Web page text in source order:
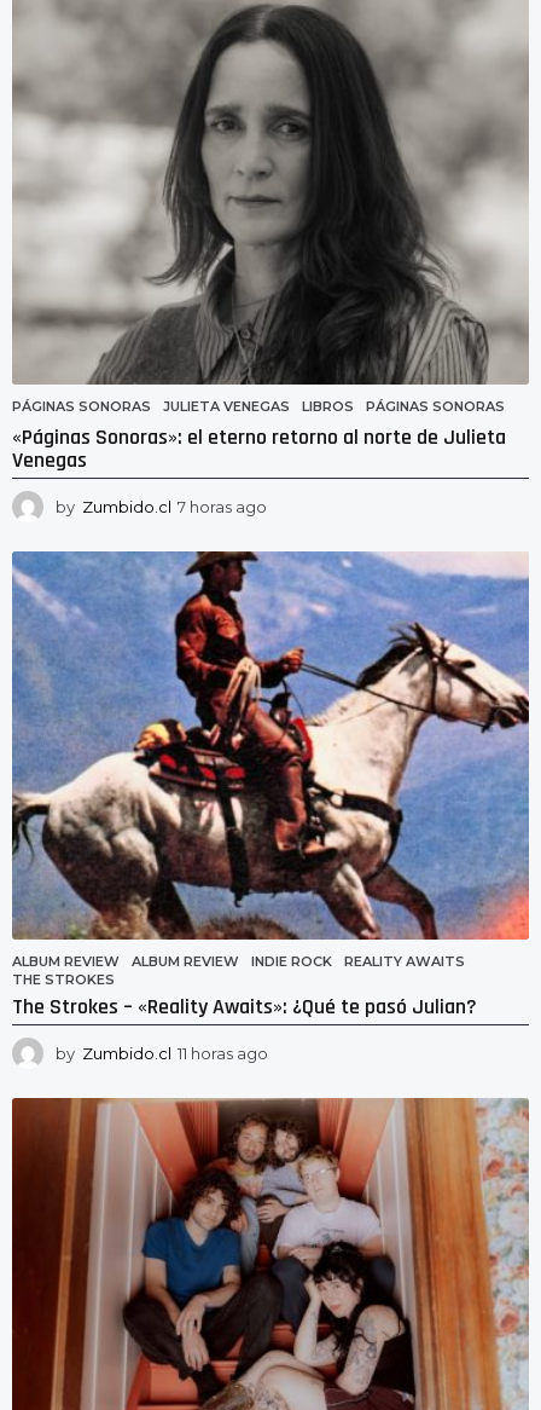
n
s
a
o
PÁGINAS SONORAS JULIETA VENEGAS ,LIBROS ,PÁGINAS SONORAS
«Páginas Sonoras»: el eterno retorno al norte de Julieta
Venegas
by Zumbido.cl 7 horas ago
o
a
s
a
g
o
ALBUM REVIEW ALBUM REVIEW ,INDIE ROCK ,REALITY AWAITS
THE STROKES
The Strokes – «Reality Awaits»: ¿Qué te pasó Julian?
by Zumbido.cl 11 horas ago
h
o
r
a
s
a
g
o